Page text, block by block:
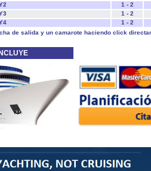
1 - 2
1 - 2
1 - 2
de salida y un camarote haciendo click